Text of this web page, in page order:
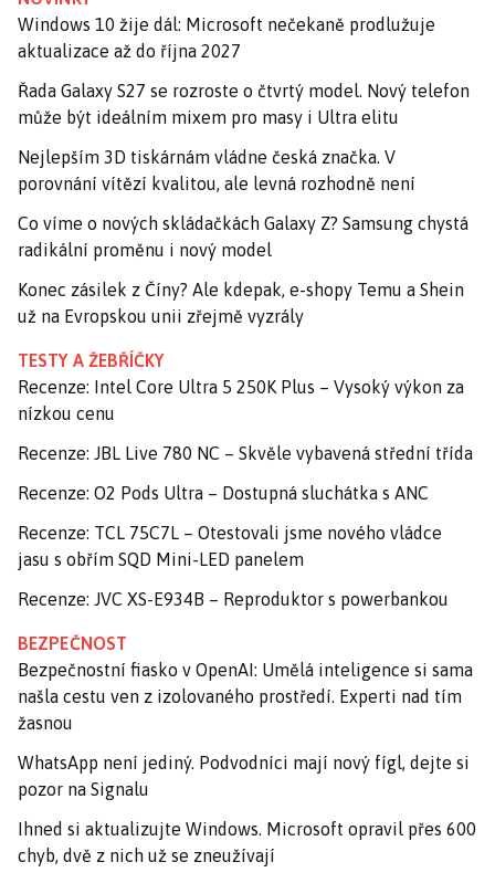
Windows 10 žije dál: Microsoft nečekaně prodlužuje
aktualizace až do října 2027
Řada Galaxy S27 se rozroste o čtvrtý model. Nový telefon
může být ideálním mixem pro masy i Ultra elitu
Nejlepším 3D tiskárnám vládne česká značka. V
porovnání vítězí kvalitou, ale levná rozhodně není
Co víme o nových skládačkách Galaxy Z? Samsung chystá
radikální proměnu i nový model
Konec zásilek z Číny? Ale kdepak, e-shopy Temu a Shein
už na Evropskou unii zřejmě vyzrály
TESTY A ŽEBŘÍČKY
Recenze: Intel Core Ultra 5 250K Plus – Vysoký výkon za
nízkou cenu
Recenze: JBL Live 780 NC – Skvěle vybavená střední třída
Recenze: O2 Pods Ultra – Dostupná sluchátka s ANC
Recenze: TCL 75C7L – Otestovali jsme nového vládce
jasu s obřím SQD Mini-LED panelem
Recenze: JVC XS-E934B – Reproduktor s powerbankou
BEZPEČNOST
Bezpečnostní fiasko v OpenAI: Umělá inteligence si sama
našla cestu ven z izolovaného prostředí. Experti nad tím
žasnou
WhatsApp není jediný. Podvodníci mají nový fígl, dejte si
pozor na Signalu
Ihned si aktualizujte Windows. Microsoft opravil přes 600
chyb, dvě z nich už se zneužívají